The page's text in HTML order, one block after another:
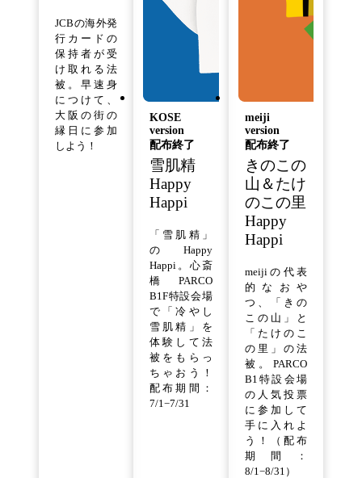
JCBの海外発
行カードの
保持者が受
け取れる法
被。早速身
につけて、
大阪の街の
縁日に参加
しよう！
KOSE
version
配布終了
雪肌精
Happy
Happi
「雪肌精」
のHappy
Happi。心斎
橋PARCO
B1F特設会場
で「冷やし
雪肌精」を
体験して法
被をもらっ
ちゃおう！
配布期間：
7/1−7/31
meiji
version
配布終了
きのこの
山＆たけ
のこの里
Happy
Happi
meijiの代表
的なおや
つ、「きの
この山」と
「たけのこ
の里」の法
被。PARCO
B1特設会場
の人気投票
に参加して
手に入れよ
う！（配布
期間：
8/1−8/31）